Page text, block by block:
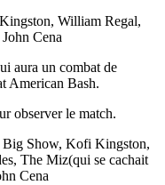
William Regal,
Cena
aura un combat de
American Bash.
observer le match.
Big Show, Kofi Kingston,
The Miz(qui se cachait
Cena